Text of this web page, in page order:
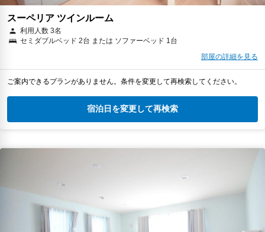
スーペリア ツインルーム
利用人数 3名
セミダブルベッド 2台 または ソファーベッド 1台
部屋の詳細を見る
ご案内できるプランがありません。条件を変更して再検索してください。
宿泊日を変更して再検索